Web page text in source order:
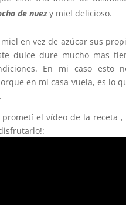
de nuezy miel delicioso.
en vez de azúcar sus
dulce dure mucho mas
En mi caso esto
en mi casa vuela, es lo
prometí el vídeo de la receta ,